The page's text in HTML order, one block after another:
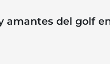
amantes del golf